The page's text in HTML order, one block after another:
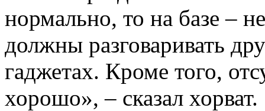
нормально, то на базе –
должны разговаривать
гаджетах. Кроме того,
хорошо», – сказал хорват.